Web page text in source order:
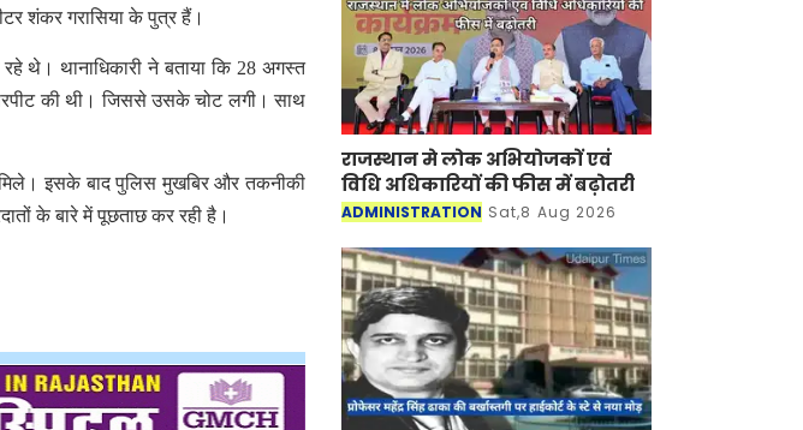
शंकर गरासिया के पुत्र हैं।
थे। थानाधिकारी ने बताया कि 28 अगस्त
मारपीट की थी। जिससे उसके चोट लगी। साथ
मिले। इसके बाद पुलिस मुखबिर और तकनीकी
के बारे में पूछताछ कर रही है।
राजस्थान मे लोक अभियोजकों एवं
विधि अधिकारियों की फीस में बढ़ोतरी
ADMINISTRATION Sat,8 Aug 2026